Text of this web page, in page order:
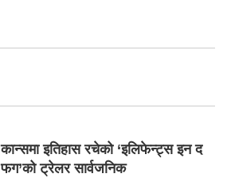
कान्समा इतिहास रचेको ‘इलिफेन्ट्स इन द
फग’को ट्रेलर सार्वजनिक